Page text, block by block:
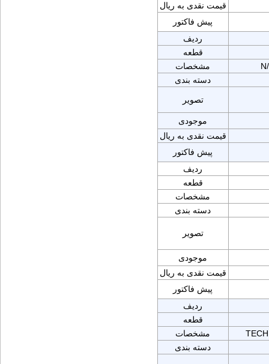
قیمت نقدی به ریال
پیش فاکتور
ردیف
قطعه
مشخصات
دسته بندی
تصویر
موجودی
قیمت نقدی به ریال
پیش فاکتور
ردیف
قطعه
مشخصات
دسته بندی
تصویر
موجودی
قیمت نقدی به ریال
پیش فاکتور
ردیف
قطعه
مشخصات
دسته بندی